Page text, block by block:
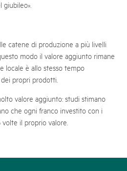
catene di produzione a più livelli
modo il valore aggiunto rimane
locale è allo stesso tempo
propri prodotti.
valore aggiunto: studi stimano
che ogni franco investito con i
il proprio valore.